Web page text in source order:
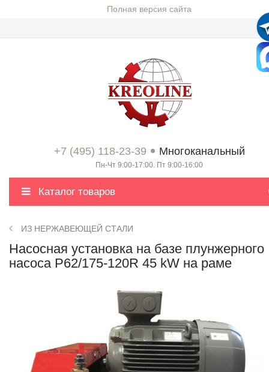
Полная версия сайта
+7 (495) 118-23-39 Многоканальный
Пн-Чт 9:00-17:00. Пт 9:00-16:00
Каталог товаров
ИЗ НЕРЖАВЕЮЩЕЙ СТАЛИ
Насосная установка на базе плунжерного
насоса P62/175-120R 45 kW на раме